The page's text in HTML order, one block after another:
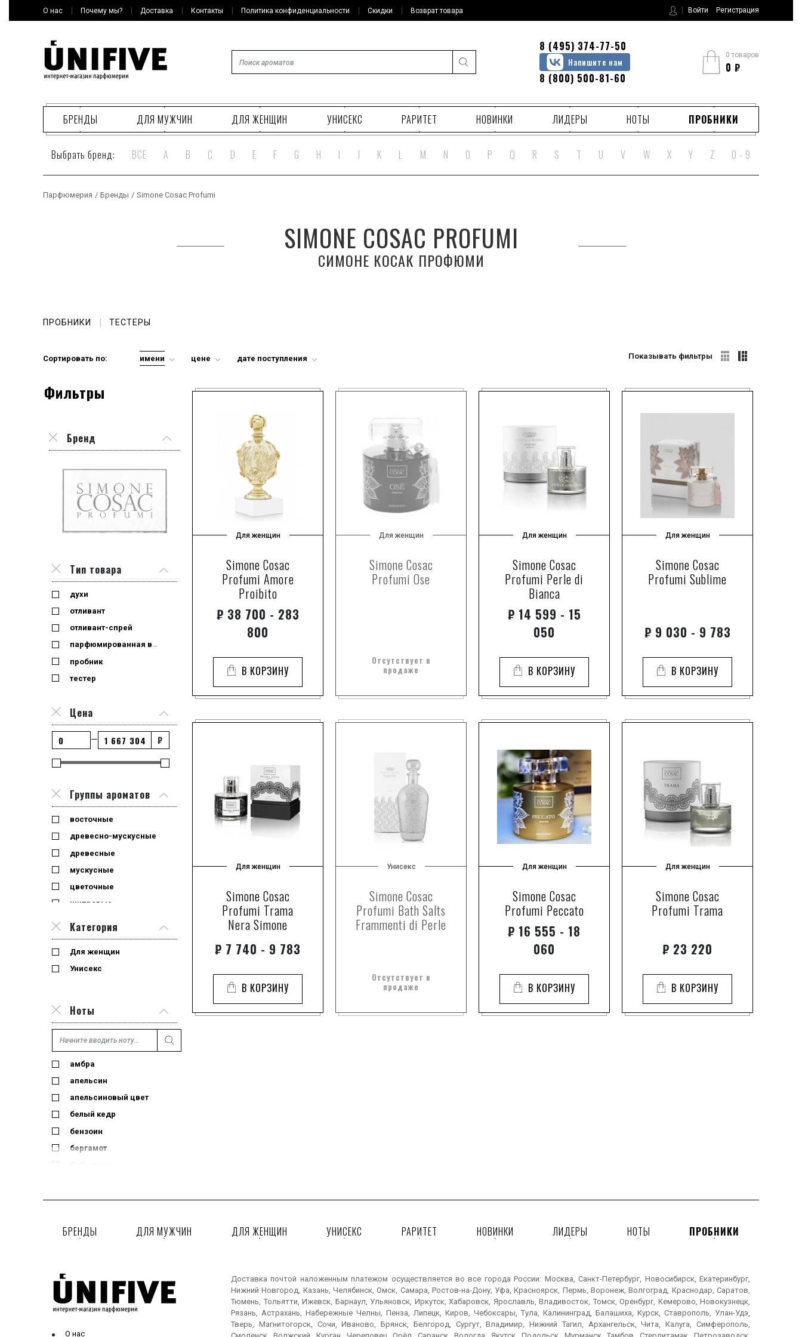
О нас Почему мы? Доставка Контакты Политика конфиденциальности Скидки Возврат товара Войти Регистрация
8 (495) 374-77-50
Напишите нам
8 (800) 500-81-60
0 товаров
0 ₽
БРЕНДЫ ДЛЯ МУЖЧИН ДЛЯ ЖЕНЩИН УНИСЕКС РАРИТЕТ НОВИНКИ ЛИДЕРЫ НОТЫ ПРОБНИКИ
Выбрать бренд: ВСЕ A B C D E F G H I J K L M N O P Q R S T U V W X Y Z 0 - 9
Парфюмерия / Бренды / Simone Cosac Profumi
SIMONE COSAC PROFUMI
СИМОНЕ КОСАК ПРОФЮМИ
ПРОБНИКИ ТЕСТЕРЫ
Фильтры
Бренд
Тип товара
духи
отливант
отливант-спрей
парфюмированная вода
пробник
тестер
Ноты
амбра
апельсин
апельсиновый цвет
белый кедр
бензоин
бергамот
бобы тонка
гардения
груша
жасмин самбак
зеленые ноты
канифоль
Категория
Для женщин
Унисекс
Цена
— ₽
Группы ароматов
восточные
древесно-мускусные
древесные
мускусные
цветочные
шипровые
Сортировать по: имени цене дате поступления Показывать фильтры
Для женщин
Simone Cosac
Profumi Amore
Proibito
₽ 38 700 - 283
800
В КОРЗИНУ
Для женщин
Simone Cosac
Profumi Ose
Отсутствует в
продаже
Для женщин
Simone Cosac
Profumi Perle di
Bianca
₽ 14 599 - 15
050
В КОРЗИНУ
Для женщин
Simone Cosac
Profumi Sublime
₽ 9 030 - 9 783
В КОРЗИНУ
Для женщин
Simone Cosac
Profumi Trama
Nera Simone
₽ 7 740 - 9 783
В КОРЗИНУ
Унисекс
Simone Cosac
Profumi Bath Salts
Frammenti di Perle
Отсутствует в
продаже
Для женщин
Simone Cosac
Profumi Peccato
₽ 16 555 - 18
060
В КОРЗИНУ
Для женщин
Simone Cosac
Profumi Trama
₽ 23 220
В КОРЗИНУ
БРЕНДЫ ДЛЯ МУЖЧИН ДЛЯ ЖЕНЩИН УНИСЕКС РАРИТЕТ НОВИНКИ ЛИДЕРЫ НОТЫ ПРОБНИКИ
О нас
Доставка почтой наложенным платежом осуществляется во все города России: Москва, Санкт-Петербург, Новосибирск, Екатеринбург,
Нижний Новгород, Казань, Челябинск, Омск, Самара, Ростов-на-Дону, Уфа, Красноярск, Пермь, Воронеж, Волгоград, Краснодар, Саратов,
Тюмень, Тольятти, Ижевск, Барнаул, Ульяновск, Иркутск, Хабаровск, Ярославль, Владивосток, Томск, Оренбург, Кемерово, Новокузнецк,
Рязань, Астрахань, Набережные Челны, Пенза, Липецк, Киров, Чебоксары, Тула, Калининград, Балашиха, Курск, Ставрополь, Улан-Удэ,
Тверь, Магнитогорск, Сочи, Иваново, Брянск, Белгород, Сургут, Владимир, Нижний Тагил, Архангельск, Чита, Калуга, Симферополь,